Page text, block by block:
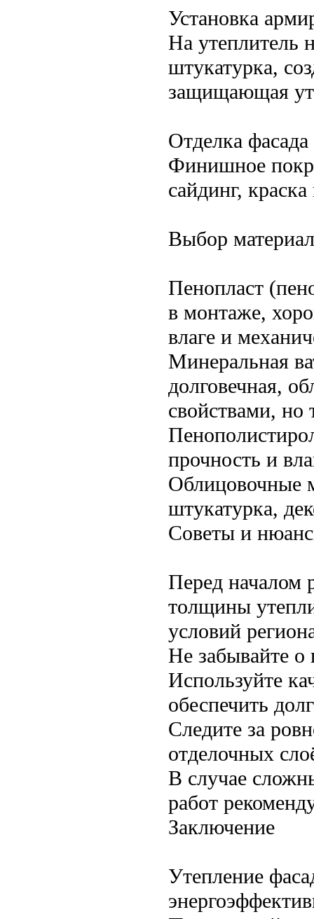
Установка
На утеплитель
штукатурка,
защищающая
Отделка фасада
Финишное
сайдинг,
Выбор
Пенопласт
в монтажe,
влаге и
Минеральная
долговечная,
свойствами, но
прочность и
Облицовочные
штукатурка,
Советы и
Перед началом
толщины
условий
Не забывайте о
Используйте
обеспечить
Следите за
отделочных
В случае
работ
Заключение
Утепление